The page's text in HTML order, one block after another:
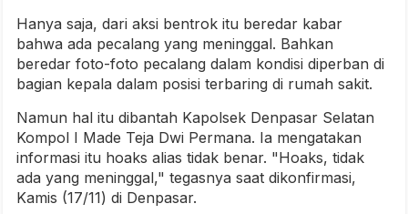
Hanya saja, dari aksi bentrok itu beredar kabar
bahwa ada pecalang yang meninggal. Bahkan
beredar foto-foto pecalang dalam kondisi diperban di
bagian kepala dalam posisi terbaring di rumah sakit.
Namun hal itu dibantah Kapolsek Denpasar Selatan
Kompol I Made Teja Dwi Permana. Ia mengatakan
informasi itu hoaks alias tidak benar. "Hoaks, tidak
ada yang meninggal," tegasnya saat dikonfirmasi,
Kamis (17/11) di Denpasar.